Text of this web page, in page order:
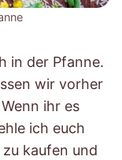
in der Pfanne.
wir vorher
ihr es
ich euch
kaufen und